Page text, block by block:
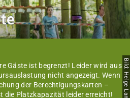
Gäste ist begrenzt! Leider wird aus
nicht angezeigt. Wenn
der Berechtigungskarten –
die Platzkapazität leider erreicht!
Bild: Helge Lamb